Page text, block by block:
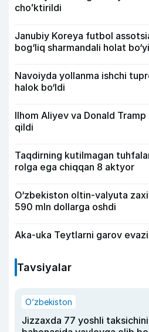
choʻktirildi
Janubiy Koreya futbol
bog‘liq sharmandali holat
Navoiyda yollanma ishchi
halok bo‘ldi
Ilhom Aliyev va Donald
qildi
Taqdirning kutilmagan
rolga ega chiqqan 8 aktyor
O‘zbekiston oltin-valyuta
590 mln dollarga oshdi
Aka-uka Teytlarni garov
Tavsiyalar
O‘zbekiston
Jizzaxda 77 yoshli